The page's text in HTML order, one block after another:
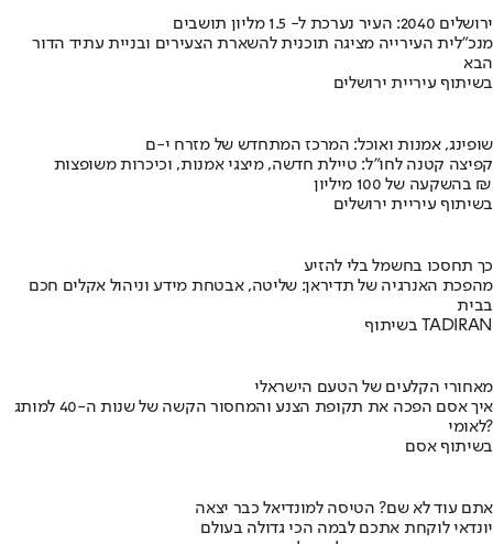
ירושלים 2040: העיר נערכת ל- 1.5 מליון תושבים
מנכ"לית העירייה מציגה תוכנית להשארת הצעירים ובניית עתיד הדור
הבא
בשיתוף עיריית ירושלים
שופינג, אמנות ואוכל: המרכז המתחדש של מזרח י-ם
קפיצה קטנה לחו"ל: טיילת חדשה, מיצגי אמנות, וכיכרות משופצות
בהשקעה של 100 מיליון ₪
בשיתוף עיריית ירושלים
כך תחסכו בחשמל בלי להזיע
מהפכת האנרגיה של תדיראן: שליטה, אבטחת מידע וניהול אקלים חכם
בבית
בשיתוף TADIRAN
מאחורי הקלעים של הטעם הישראלי
איך אסם הפכה את תקופת הצנע והמחסור הקשה של שנות ה-40 למותג
לאומי?
בשיתוף אסם
אתם עוד לא שם? הטיסה למונדיאל כבר יצאה
יונדאי לוקחת אתכם לבמה הכי גדולה בעולם